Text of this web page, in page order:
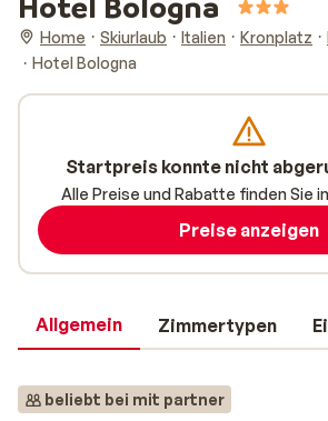
Home Skiurlaub Italien Kronplatz
Hotel Bologna
Allgemein Zimmertypen
beliebt bei mit partner
Startpreis konnte nicht
Alle Preise und Rabatte finden Sie
Preise anzeigen